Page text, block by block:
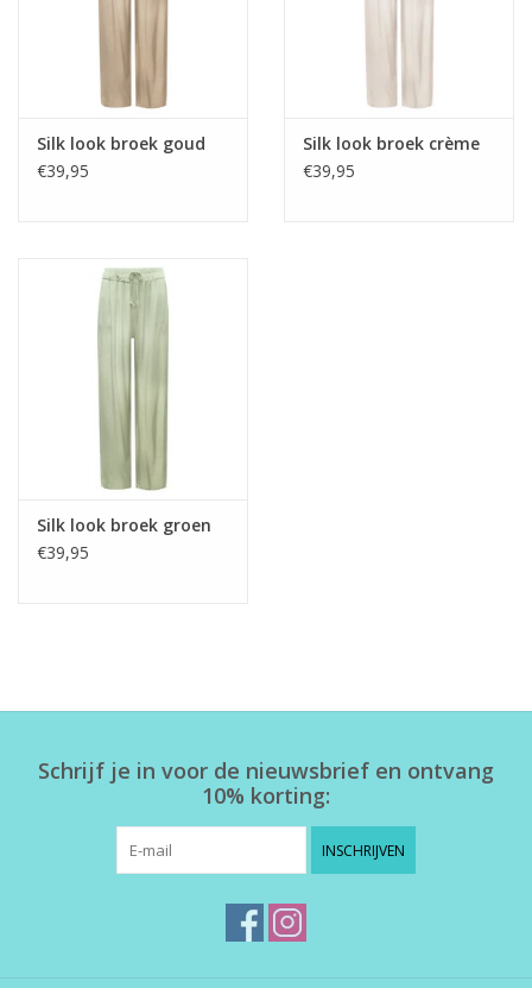
Herensokken
Silk look broek goud
€39,95
Silk look broek crème
€39,95
Silk look broek groen
€39,95
Schrijf je in voor de nieuwsbrief en ontvang
10% korting:
INSCHRIJVEN